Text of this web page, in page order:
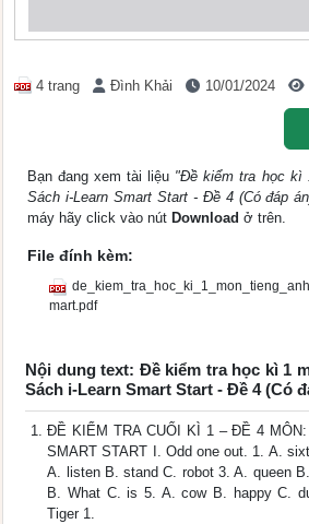
4 trang Đình Khải 10/01/2024
Bạn đang xem tài liệu "Đề kiểm tra học kì
Sách i-Learn Smart Start - Đề 4 (Có đáp
máy hãy click vào nút Download ở trên.
File đính kèm:
mart.pdf
Nội dung text: Đề kiểm tra học kì 1
Sách i-Learn Smart Start - Đề 4 (Có
ĐỀ KIỂM TRA CUỐI KÌ 1 – ĐỀ 4 MÔN:
SMART START I. Odd one out. 1. A.
A. listen B. stand C. robot 3. A. queen
B. What C. is 5. A. cow B. happy C.
Tiger 1.